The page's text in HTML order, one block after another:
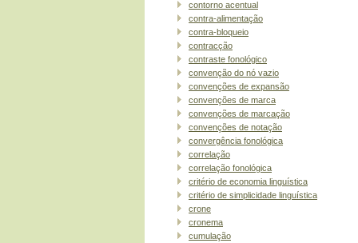
contorno acentual
contra-alimentação
contra-bloqueio
contracção
contraste fonológico
convenção do nó vazio
convenções de expansão
convenções de marca
convenções de marcação
convenções de notação
convergência fonológica
correlação
correlação fonológica
critério de economia linguística
critério de simplicidade linguística
crone
cronema
cumulação